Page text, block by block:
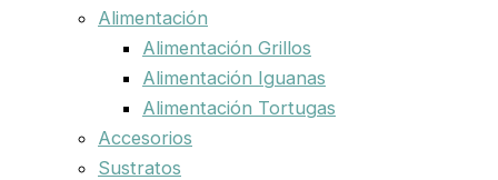
Alimentación
Alimentación Grillos
Alimentación Iguanas
Alimentación Tortugas
Accesorios
Sustratos